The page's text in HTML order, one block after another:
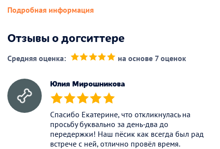
Подробная информация
Отзывы о догситтере
Средняя оценка: на основе 7 оценок
Юлия Мирошникова
(*) (*) (*) (*) (*)
Спасибо Екатерине, что откликнулась на
просьбу буквально за день-два до
передержки! Наш пёсик как всегда был рад
встрече с ней, отлично провёл время.